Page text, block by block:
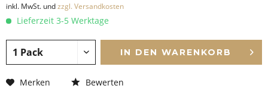
inkl. MwSt. undzzgl. Versandkosten
Lieferzeit 3-5 Werktage
IN DEN WARENKORB
Merken Bewerten